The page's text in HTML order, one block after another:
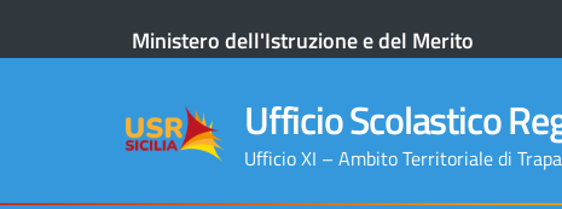
Ministero dell'Istruzione e del Merito
Ufficio Scolastico
Ufficio XI – Ambito Territoriale di